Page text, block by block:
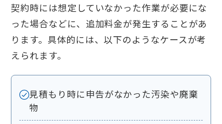
契約時には想定していなかった作業が必要にな
った場合などに、追加料金が発生することがあ
ります。具体的には、以下のようなケースが考
えられます。
見積もり時に申告がなかった汚染や廃棄
物